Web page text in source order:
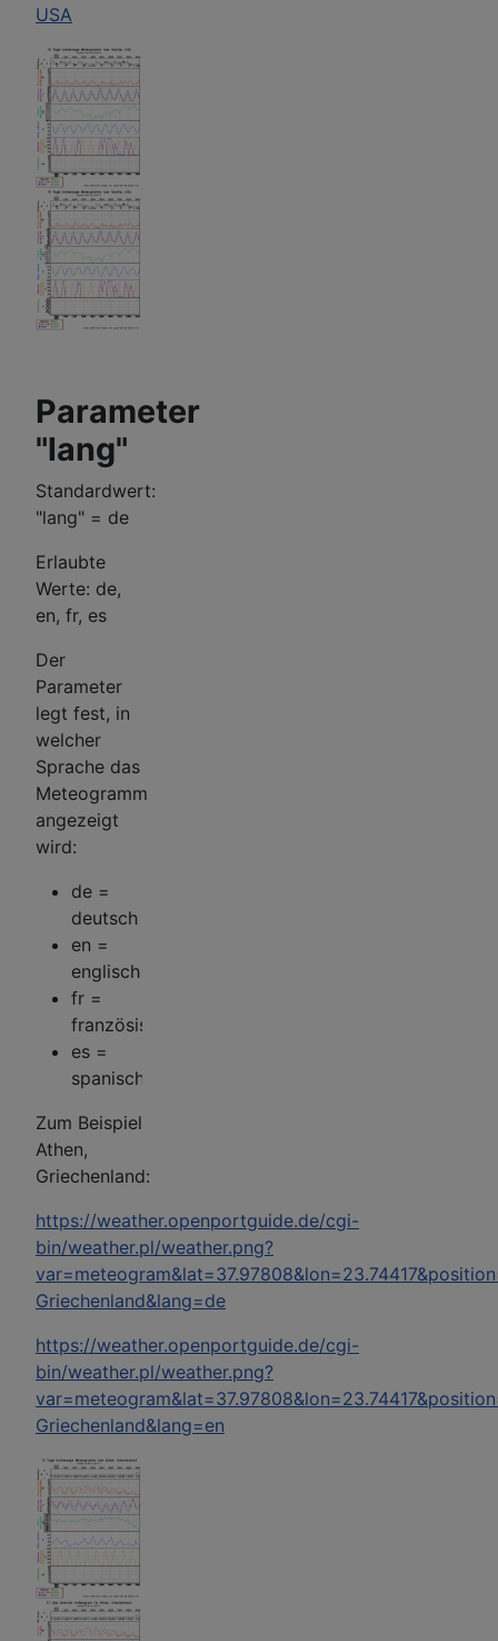
USA
Parameter
"lang"
Standardwert:
"lang" = de
Erlaubte
Werte: de,
en, fr, es
Der
Parameter
legt fest, in
welcher
Sprache das
Meteogramm
angezeigt
wird:
de =
deutsch
en =
englisch
fr =
französisch
es =
spanisch
Zum Beispiel
Athen,
Griechenland:
https://weather.openportguide.de/cgi-
bin/weather.pl/weather.png?
Griechenland&lang=de
https://weather.openportguide.de/cgi-
bin/weather.pl/weather.png?
Griechenland&lang=en